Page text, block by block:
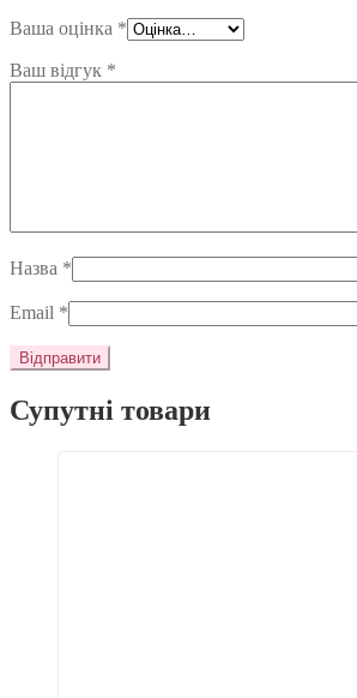
Ваша оцінка *
Ваш відгук *
Назва *
Email *
Супутні товари